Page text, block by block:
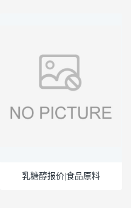
乳糖醇报价|食品原料